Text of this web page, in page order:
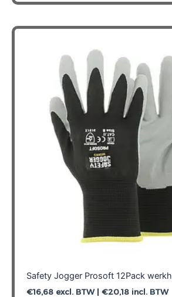
Safety Jogger Prosoft 12Pack
€16,68excl. BTW | €20,18incl. BTW